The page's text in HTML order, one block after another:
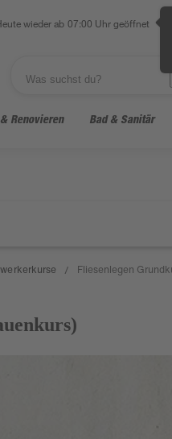
wieder ab 07:00 Uhr geöffnet
Renovieren Bad & Sanitär
/ Fliesenlegen